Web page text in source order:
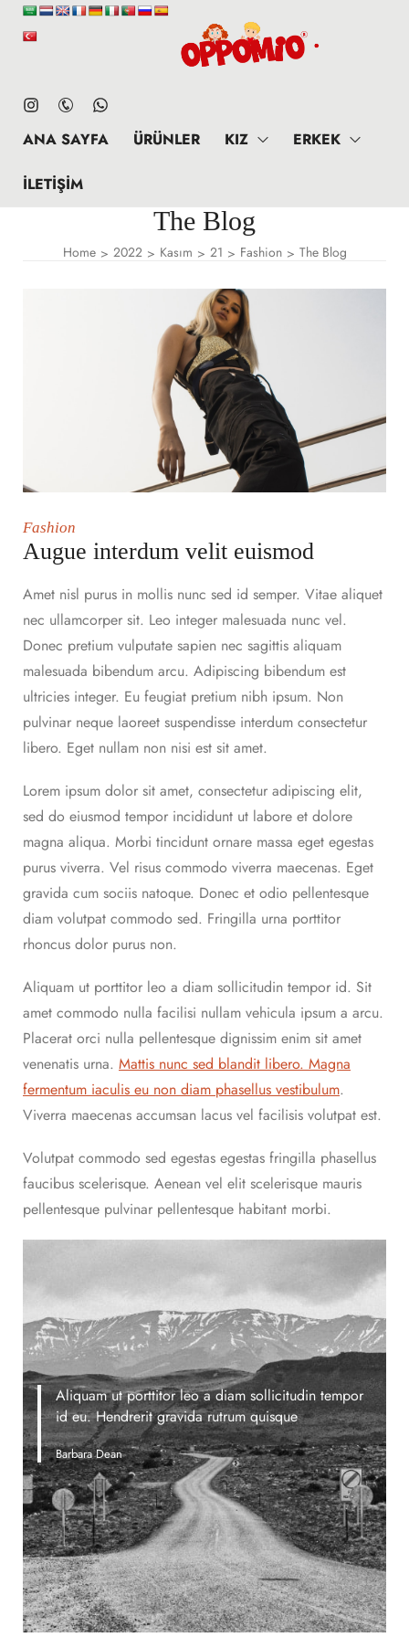
ANA SAYFA ÜRÜNLER KIZ ERKEK
İLETIŞIM
The Blog
Home > 2022 > Kasım > 21 > Fashion > The Blog
Fashion
Augue interdum velit euismod
Amet nisl purus in mollis nunc sed id semper. Vitae aliquet
nec ullamcorper sit. Leo integer malesuada nunc vel.
Donec pretium vulputate sapien nec sagittis aliquam
malesuada bibendum arcu. Adipiscing bibendum est
ultricies integer. Eu feugiat pretium nibh ipsum. Non
pulvinar neque laoreet suspendisse interdum consectetur
libero. Eget nullam non nisi est sit amet.
Lorem ipsum dolor sit amet, consectetur adipiscing elit,
sed do eiusmod tempor incididunt ut labore et dolore
magna aliqua. Morbi tincidunt ornare massa eget egestas
purus viverra. Vel risus commodo viverra maecenas. Eget
gravida cum sociis natoque. Donec et odio pellentesque
diam volutpat commodo sed. Fringilla urna porttitor
rhoncus dolor purus non.
Aliquam ut porttitor leo a diam sollicitudin tempor id. Sit
amet commodo nulla facilisi nullam vehicula ipsum a arcu.
Placerat orci nulla pellentesque dignissim enim sit amet
venenatis urna. Mattis nunc sed blandit libero. Magna
fermentum iaculis eu non diam phasellus vestibulum.
Viverra maecenas accumsan lacus vel facilisis volutpat est.
Volutpat commodo sed egestas egestas fringilla phasellus
faucibus scelerisque. Aenean vel elit scelerisque mauris
pellentesque pulvinar pellentesque habitant morbi.
Aliquam ut porttitor leo a diam sollicitudin tempor
id eu. Hendrerit gravida rutrum quisque
Barbara Dean